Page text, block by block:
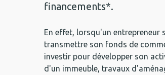
financements*.
En effet, lorsqu'un entrepreneur
transmettre son fonds de
investir pour développer son
d'un immeuble, travaux